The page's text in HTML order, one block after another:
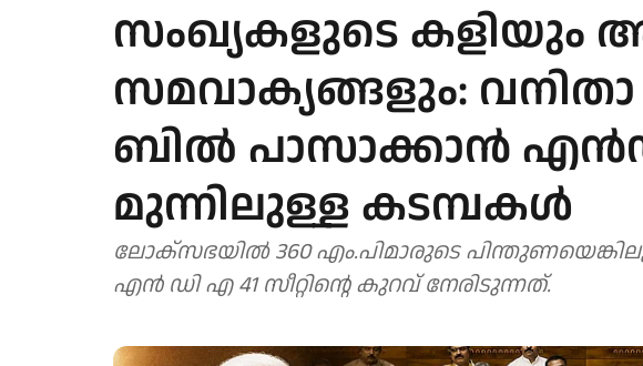
സംഖ്യകളുടെ കളിയും
സമവാക്യങ്ങളും:
ബില്‍ പാസാക്കാന്‍
മുന്നിലുള്ള കടമ്പകള്‍
ലോക്സഭയില്‍ 360 എം.പിമാരുടെ
എന്‍ ഡി എ 41 സീറ്റിന്റെ കുറവ് നേരിടുന്നത്.